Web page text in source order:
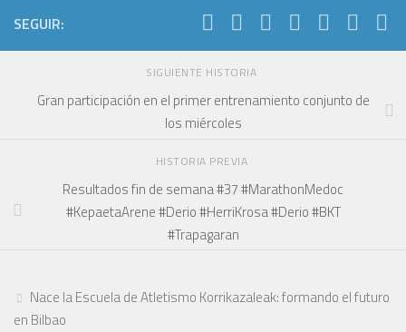
SEGUIR:
SIGUIENTE HISTORIA
Gran participación en el primer entrenamiento conjunto de
los miércoles
HISTORIA PREVIA
Resultados fin de semana #37 #MarathonMedoc
#KepaetaArene #Derio #HerriKrosa #Derio #BKT
#Trapagaran
Nace la Escuela de Atletismo Korrikazaleak: formando el futuro
en Bilbao